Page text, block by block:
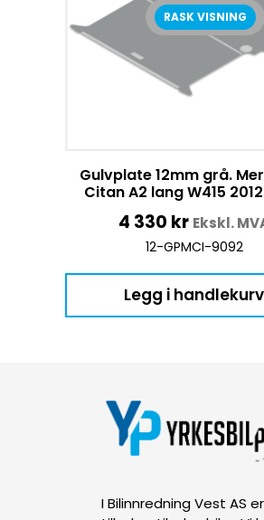
RASK VISNING
Gulvplate 12mm grå.
Citan A2 lang W415
4 330 kr Ekskl.
12-GPMCI-9092
Legg i handlekurv
I Bilinnredning Vest AS